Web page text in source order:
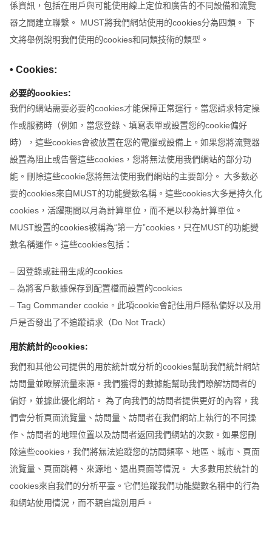
係資訊，包括在用戶與可能使用線上定位和廣告的不同設備和流覽
器之間建立聯繫。 MUST將我們網站使用的cookies分為四類。 下
文將舉例說明我們使用的cookies和同類技術的類型。
• Cookies:
必要的cookies:
我們的網站需要必要的cookies才能保障正常運行。當您請求特定操
作或服務時（例如，當您登錄、填寫表單或設置您的cookie偏好
時），這些cookies會被放置在您的電腦或設備上。如果您將流覽器
設置為阻止或告警這些cookies，您將無法使用我們網站的部分功
能。刪除這些cookie您將無法使用我們網站的主要部分。 大多數必
要的cookies來自MUST的功能變數名稱。這些cookies大多是持久化
cookies，活躍期間以月為計算單位，而不是以秒為計算單位。
MUST設置的cookies被稱為“第一方”cookies，只在MUST的功能變
數名稱運作。這些cookies包括：
– 因登錄或註冊生成的cookies
– 為將客戶數據保存到配置檔而設置的cookies
– Tag Commander cookie。此項cookie會記住用戶隱私偏好以及用
戶是否發出了不追蹤請求（Do Not Track）
用於統計的cookies:
我們和其他公司提供的用於統計或分析的cookies幫助我們統計網站
訪問量並瞭解流量來源。我們獲得的數據能幫助我們瞭解訪問者的
偏好，並據此優化網站。 為了向我們的訪問者提供更好的內容，我
們會分析頁面流覽量、訪問量、訪問者在我們網站上執行的不同操
作、訪問者的地理位置以及訪問者返回我們網站的次數。如果您刪
除這些cookies，我們將無法追蹤您的訪問頻率、地區、城市、頁面
流覽量、頁面跳轉、來源地、退出頁面等情況。 大多數用於統計的
cookies來自我們的分析平臺。它們追蹤我們功能變數名稱中的行為
和網站使用情況，而不親自識別用戶。